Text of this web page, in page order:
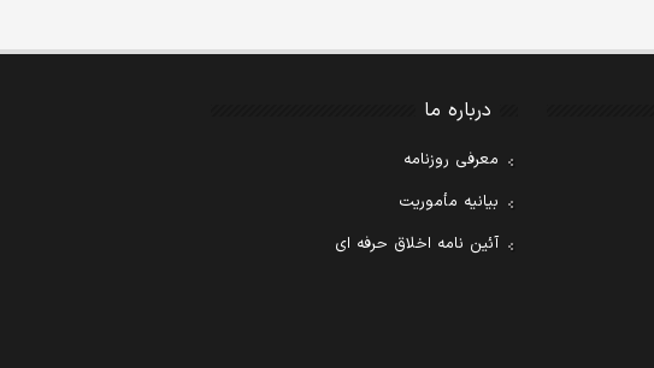
درباره ما
معرفی روزنامه
بیانیه مأموریت
آئین نامه اخلاق حرفه ای